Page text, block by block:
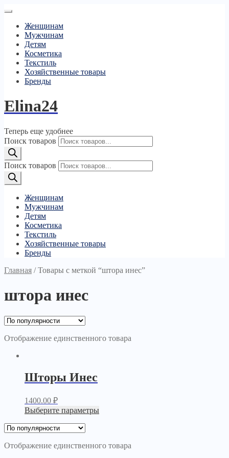
Женщинам
Мужчинам
Детям
Косметика
Текстиль
Хозяйственные товары
Бренды
Elina24
Теперь еще удобнее
Поиск товаров
Поиск товаров
Женщинам
Мужчинам
Детям
Косметика
Текстиль
Хозяйственные товары
Бренды
Главная /Товары с меткой “штора инес”
штора инес
Отображение единственного товара
Шторы Инес
1400.00 ₽
Выберите параметры
Отображение единственного товара